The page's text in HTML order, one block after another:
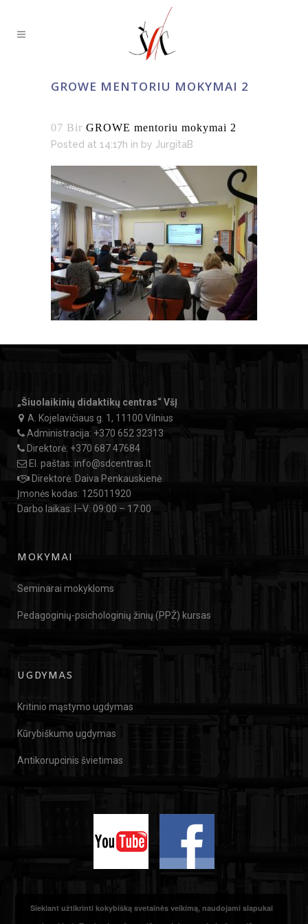
GROWE MENTORIU MOKYMAI 2
07 Bir GROWE mentoriu mokymai 2
Posted at 14:17h in by JurgitaB
„Šiuolaikinių didaktikų centras“ VšĮ
A. Kojelavičiaus g. 1, 11100 Vilnius
Administracija: +370 652 32313
Direktorė: +370 687 47684
El. paštas: info@sdcentras.lt
Direktorė: Daiva Penkauskienė
Įmonės kodas: 125011920
Darbo laikas: I–V: 09:00 – 17:00
MOKYMAI
Seminarai mokykloms
Pedagoginių-psichologinių žinių (PPŽ) kursas
UGDYMAS
Kritinio mąstymo ugdymas
Kūrybiškumo ugdymas
Antikorupcinis švietimas
Siekiant užtikrinti kokybišką svetainės veikimą, naudojami slapukai